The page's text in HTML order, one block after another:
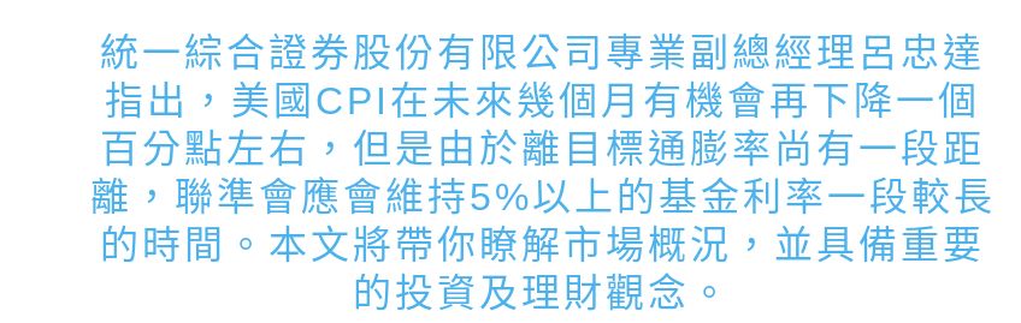
誌
統一綜合證券股份有限公司專業副總經理呂忠達
指出，美國CPI在未來幾個月有機會再下降一個
百分點左右，但是由於離目標通膨率尚有一段距
離，聯準會應會維持5%以上的基金利率一段較長
的時間。本文將帶你瞭解市場概況，並具備重要
的投資及理財觀念。